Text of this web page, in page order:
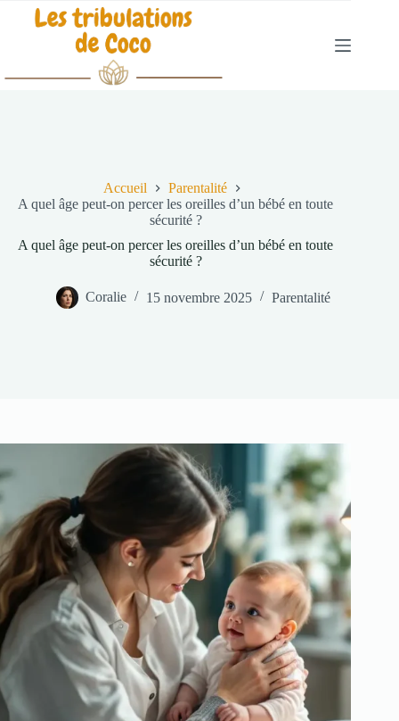
Accueil
Parentalité
A quel âge peut-on percer les oreilles d’un bébé en toute
sécurité ?
A quel âge peut-on percer les oreilles d’un bébé en toute
sécurité ?
Coralie 15 novembre 2025 Parentalité